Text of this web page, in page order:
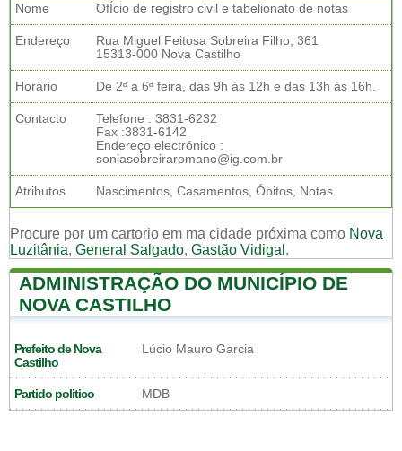
Nome OfÍcio de registro civil e tabelionato de notas
Endereço
Rua Miguel Feitosa Sobreira Filho, 361
15313-000 Nova Castilho
Horário De 2ª a 6ª feira, das 9h às 12h e das 13h às 16h.
Contacto
Telefone : 3831-6232
Fax :3831-6142
Endereço electrónico :
soniasobreiraromano@ig.com.br
Atributos Nascimentos, Casamentos, Óbitos, Notas
Procure por um cartorio em ma cidade próxima como Nova
Luzitânia, General Salgado, Gastão Vidigal .
ADMINISTRAÇÃO DO MUNICÍPIO DE
NOVA CASTILHO
Prefeito de Nova
Castilho
Lúcio Mauro Garcia
Partido politico MDB